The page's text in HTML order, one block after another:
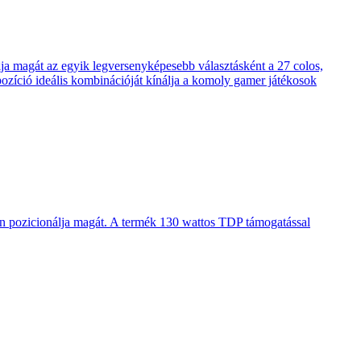
az egyik legversenyképesebb választásként a 27 colos,
ideális kombinációját kínálja a komoly gamer játékosok
magát. A termék 130 wattos TDP támogatással